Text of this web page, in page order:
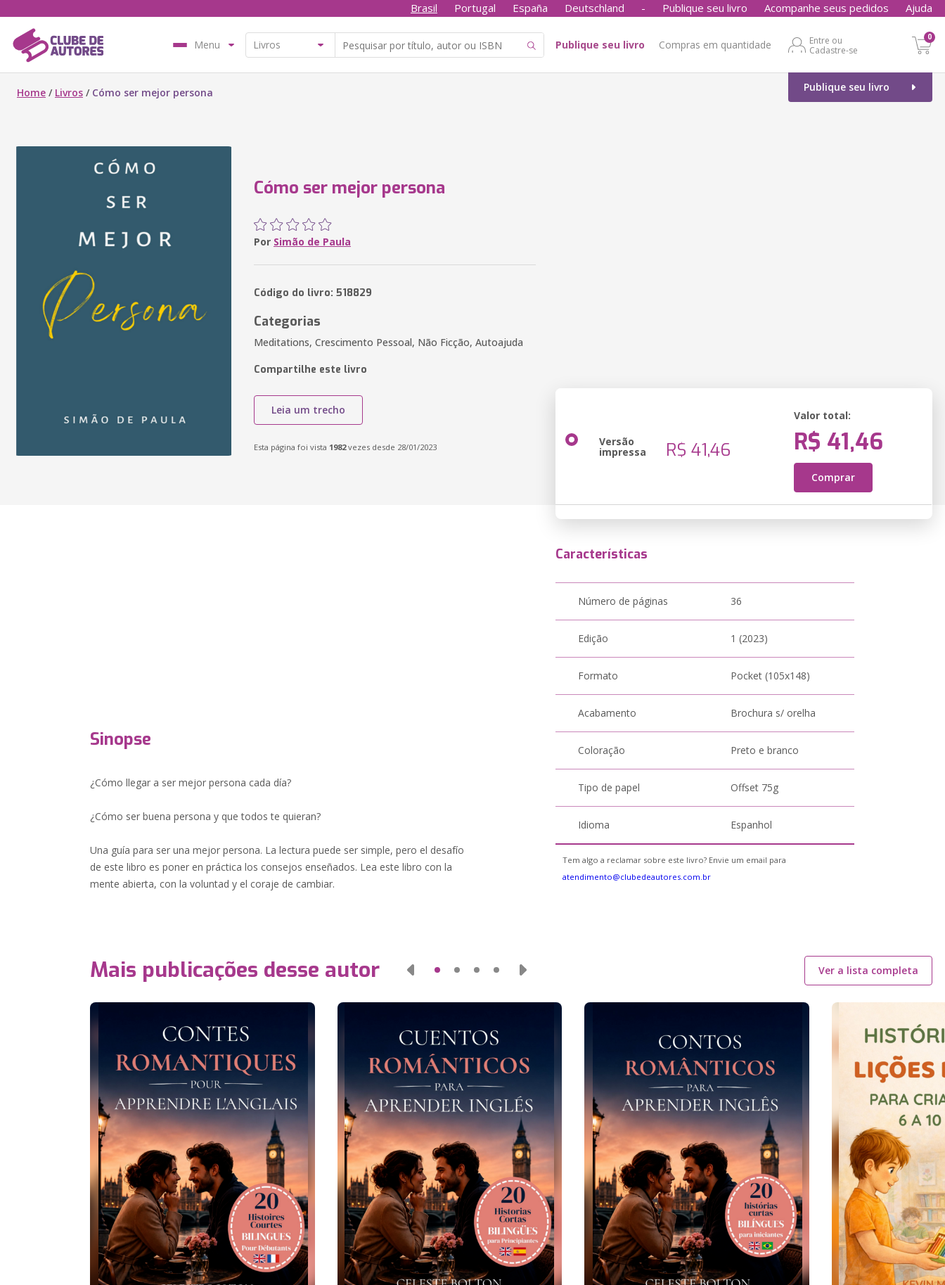
Brasil Portugal España Deutschland - Publique seu livro Acompanhe seus pedidos Ajuda
Menu Publique seu livro Compras em quantidade
Entre ou
Cadastre-se
0
Publique seu livro
Home / Livros / Cómo ser mejor persona
Cómo ser mejor persona
Por Simão de Paula
Código do livro: 518829
Categorias
Meditations, Crescimento Pessoal, Não Ficção, Autoajuda
Compartilhe este livro
Leia um trecho
Esta página foi vista 1982vezes desde 28/01/2023 Versão
impressa R$ 41,46
Valor total:
R$ 41,46
Comprar
Sinopse
¿Cómo llegar a ser mejor persona cada día?
¿Cómo ser buena persona y que todos te quieran?
Una guía para ser una mejor persona. La lectura puede ser simple, pero el desafío
de este libro es poner en práctica los consejos enseñados. Lea este libro con la
mente abierta, con la voluntad y el coraje de cambiar.
Características
Número de páginas 36
Edição 1 (2023)
Formato Pocket (105x148)
Acabamento Brochura s/ orelha
Coloração Preto e branco
Tipo de papel Offset 75g
Idioma Espanhol
Tem algo a reclamar sobre este livro? Envie um email para
atendimento@clubedeautores.com.br
Mais publicações desse autor Ver a lista completa